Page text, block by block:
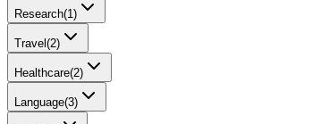
Research(1)
Travel (2)
Healthcare(2)
Language(3)